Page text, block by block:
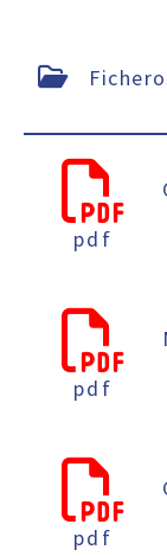
pdf
pdf
pdf